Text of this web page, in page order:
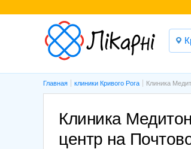
Главная клиники Кривого Рога Клиника
Клиника
центр на